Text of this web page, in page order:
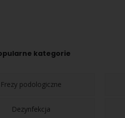
kategorie
Frezy podologiczne
Dezynfekcja